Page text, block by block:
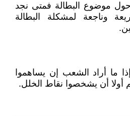
موضوع البطالة فمتى نجد
وناجعة لمشكلة البطالة
ما أراد الشعب إن يساهموا
أولا أن يشخصوا نقاط الخلل.